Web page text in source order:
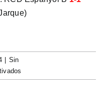
Sin
PRETEMPORADA